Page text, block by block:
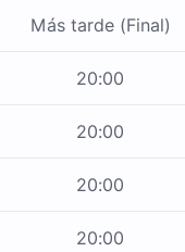
Más tarde (Final)
20:00
20:00
20:00
20:00